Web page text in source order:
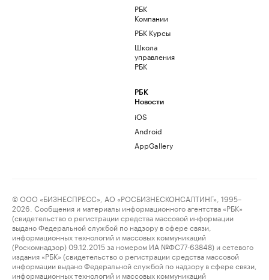
РБК
Компании
РБК Курсы
Школа
управления
РБК
РБК
Новости
iOS
Android
AppGallery
© ООО «БИЗНЕСПРЕСС», АО «РОСБИЗНЕСКОНСАЛТИНГ», 1995–
2026. Сообщения и материалы информационного агентства «РБК»
(свидетельство о регистрации средства массовой информации
выдано Федеральной службой по надзору в сфере связи,
информационных технологий и массовых коммуникаций
(Роскомнадзор) 09.12.2015 за номером ИА №ФС77-63848) и сетевого
издания «РБК» (свидетельство о регистрации средства массовой
информации выдано Федеральной службой по надзору в сфере связи,
информационных технологий и массовых коммуникаций